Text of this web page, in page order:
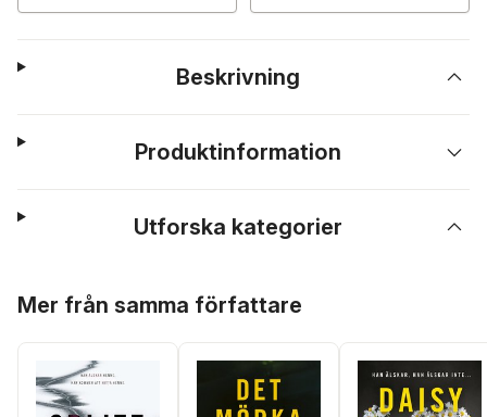
Beskrivning
Produktinformation
Utforska kategorier
Mer från samma författare